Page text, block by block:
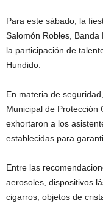
Para este sábado, la
Salomón Robles,
la participación de
Hundido.
En materia de
Municipal de Protección
exhortaron a los
establecidas para
Entre las
aerosoles, dispositivos
cigarros, objetos de